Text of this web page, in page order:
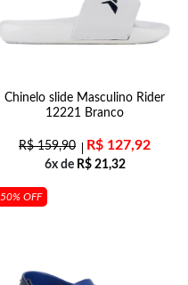
Chinelo slide Masculino Rider
12221 Branco
R$159,90 R$ 127,92
6x de R$21,32
50% OFF